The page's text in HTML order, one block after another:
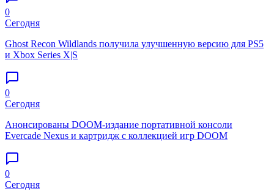
0
Сегодня
Ghost Recon Wildlands получила улучшенную версию для PS5
и Xbox Series X|S
0
Сегодня
Анонсированы DOOM-издание портативной консоли
Evercade Nexus и картридж с коллекцией игр DOOM
0
Сегодня